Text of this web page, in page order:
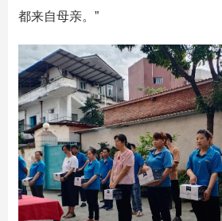
都来自母亲。”